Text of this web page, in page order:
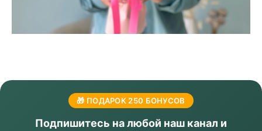
🎁 ПОДАРОК 250 БОНУСОВ
Подпишитесь на любой наш канал и